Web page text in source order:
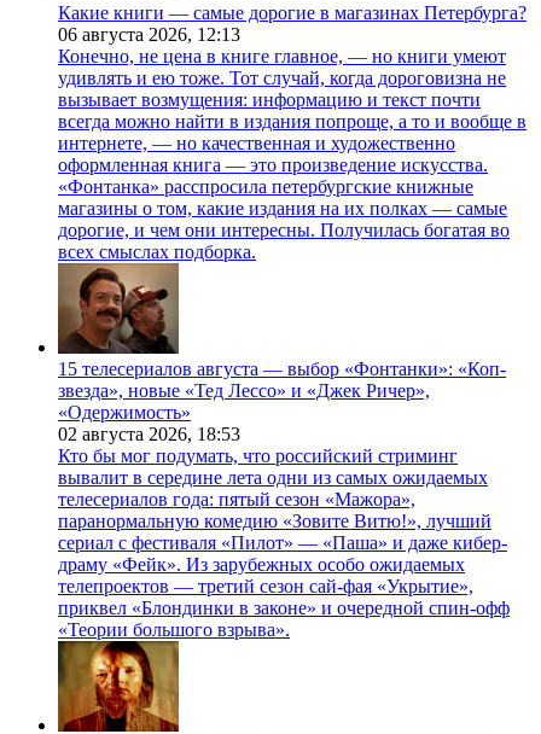
Какие книги — самые дорогие в магазинах Петербурга?
06 августа 2026, 12:13
Конечно, не цена в книге главное, — но книги умеют
удивлять и ею тоже. Тот случай, когда дороговизна не
вызывает возмущения: информацию и текст почти
всегда можно найти в издания попроще, а то и вообще в
интернете, — но качественная и художественно
оформленная книга — это произведение искусства.
«Фонтанка» расспросила петербургские книжные
магазины о том, какие издания на их полках — самые
дорогие, и чем они интересны. Получилась богатая во
всех смыслах подборка.
15 телесериалов августа — выбор «Фонтанки»: «Коп-
звезда», новые «Тед Лессо» и «Джек Ричер»,
«Одержимость»
02 августа 2026, 18:53
Кто бы мог подумать, что российский стриминг
вывалит в середине лета одни из самых ожидаемых
телесериалов года: пятый сезон «Мажора»,
паранормальную комедию «Зовите Витю!», лучший
сериал с фестиваля «Пилот» — «Паша» и даже кибер-
драму «Фейк». Из зарубежных особо ожидаемых
телепроектов — третий сезон сай-фая «Укрытие»,
приквел «Блондинки в законе» и очередной спин-офф
«Теории большого взрыва».